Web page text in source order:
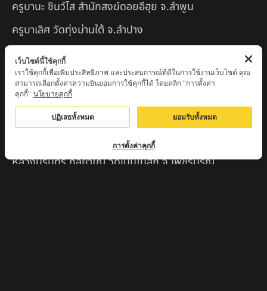
ครูบานะ ชินวํโส สำนักสงฆ์ดอยอีฮุย จ.ลำพูน
ครูบาเลิศ วัดทุ่งม่านใต้ จ.ลำปาง
หลวงปู่หนู นรินโท วัดวังท่าดี จ.เพชรบูรณ์
ครูบาทอง วัดก้อท่า จ.ลำพูน
ครูบาตุ๊เจ้าปู่หว่าหลิ่ง วิระทะโย วัดเวฬุวัน อ.เชียงดาว
จ.เชียงใหม่
ครูบาศรี สุจิตโต บ้านสบก๋ง จ.ลำปาง
หลวงปู่รินทร์ กลฺยาโณ วัดเนินโบสถ์ จ.เพชรบูรณ์
เว็บไซต์นี้ใช้คุกกี้
เราใช้คุกกี้เพื่อเพิ่มประสิทธิภาพ และประสบการณ์ที่ดีในการใช้งานเว็บไซต์ คุณ
สามารถเลือกตั้งค่าความยินยอมการใช้คุกกี้ได้ โดยคลิก "การตั้งค่า
คุกกี้" นโยบายคุกกี้
ปฏิเสธทั้งหมด ยอมรับทั้งหมด
การตั้งค่าคุกกี้